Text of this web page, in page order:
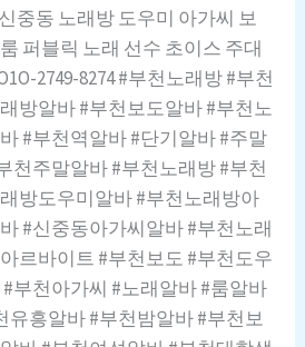
중동 노래방 도우미 아가씨 보
퍼블릭 노래 선수 초이스 주대
2749-8274 #부천노래방 #부천
방알바 #부천보도알바 #부천노
#부천역알바 #단기알바 #주말
천주말알바 #부천노래방 #부천
방도우미알바 #부천노래방아
#신중동아가씨알바 #부천노래
르바이트 #부천보도 #부천도우
부천아가씨 #노래알바 #룸알바
유흥알바 #부천밤알바 #부천보